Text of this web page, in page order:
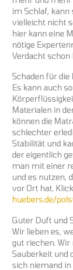
im Schlaf, kann
vielleicht nicht
hier kann eine
nötige
Verdacht schon
Schaden für die
Es kann auch
Materialen in
können die
schlechter
Stabilität und
der eigentlich
man mit einer
und es nutzen,
vor Ort hat.
huebers.de/
Guter Duft und
Wir lieben es,
gut riechen.
Sauberkeit und
sich niemand in